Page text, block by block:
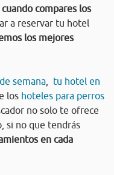
cuando compares los
a reservar tu hotel
los mejores
semana
tu hotel en
los hoteles para perros
no solo te ofrece
si no que tendrás
en cada